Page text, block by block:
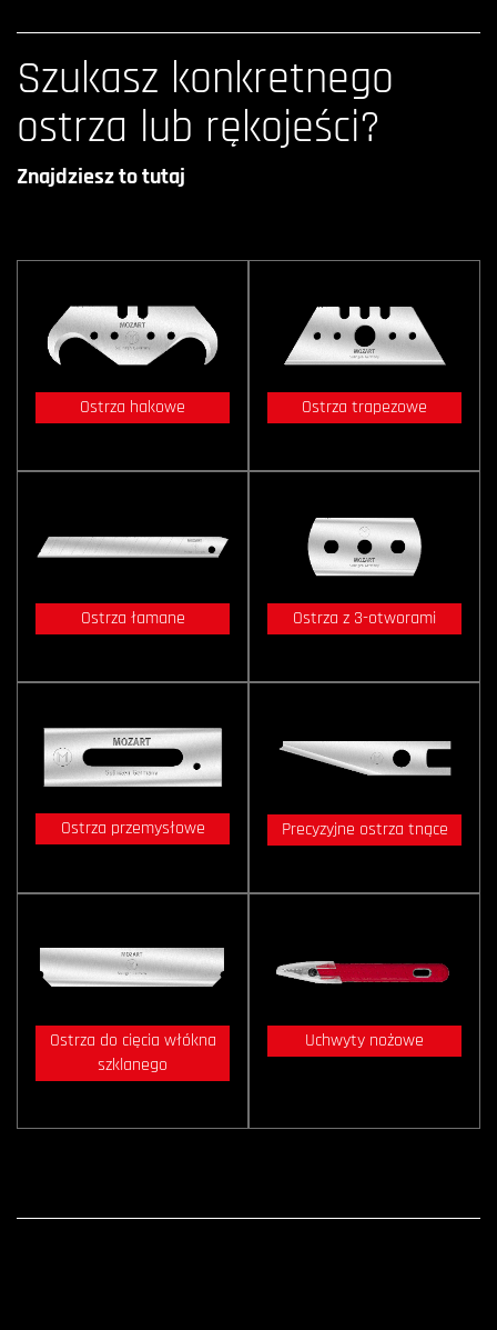
Szukasz konkretnego
ostrza lub rękojeści?
Znajdziesz to tutaj
Ostrza hakowe Ostrza trapezowe
Ostrza łamane Ostrza z 3-otworami
Ostrza przemysłowe Precyzyjne ostrza tnące
Ostrza do cięcia włókna
szklanego
Uchwyty nożowe